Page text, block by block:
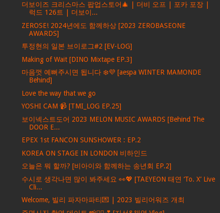
더보이즈 크리스마스 팝업스토어🎄 | 더비 오프 | 포카 포장 |
럭드 126트 | 더보이...
ZEROSE! 2024년에도 함께하상 [2023 ZEROBASEONE
AWARDS]
투정현의 일본 브이로그#2 [EV-LOG]
Making of Wait [DINO Mixtape EP.3]
마음껏 예뻐주시면 됩니다 ❄️💜 [aespa WINTER MAMONDE
Behind]
Love the way that we go
YOSHI CAM 📹 [TMI_LOG EP.25]
보이넥스트도어 2023 MELON MUSIC AWARDS [Behind The
DOOR E...
EPEX 1st FANCON SUNSHOWER : EP.2
KOREA ON STAGE IN LONDON 비하인드
오늘은 뭐 할까? [비아이와 함께하는 송년회 EP.2]
수시로 생각나면 많이 봐주세요 👀💖 [TAEYEON 태연 ‘To. X’ Live
Cli...
Welcome, 빌리 파자마파티💌 | 2023 빌리어워즈 개최